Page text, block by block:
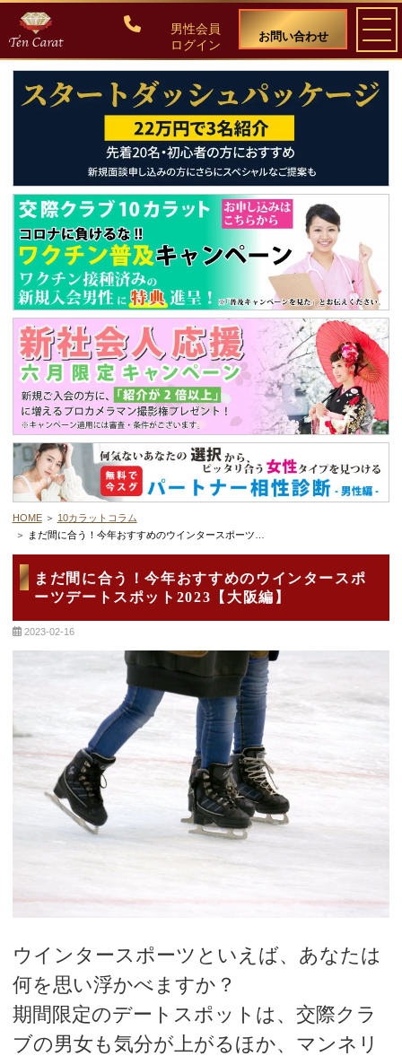
男性会員
ログイン
お問い合わせ
ご入会について
料金・入会案内
会員比率『１：１０』にこだわる理由
教養ある女性の募集に注力しています
50代・60代のための後悔しない選び方
女性会員の紹介
男性会員様の声
デートまでの流れ
アフィリエイトをご検討の皆様へ。
HOME
10カラットコラム
まだ間に合う！今年おすすめのウインタースポーツデートスポット2023【大阪編】
まだ間に合う！今年おすすめのウインタースポ
ーツデートスポット2023【大阪編】
2023-02-16
ウインタースポーツといえば、あなたは
何を思い浮かべますか？
期間限定のデートスポットは、交際クラ
ブの男女も気分が上がるほか、マンネリ